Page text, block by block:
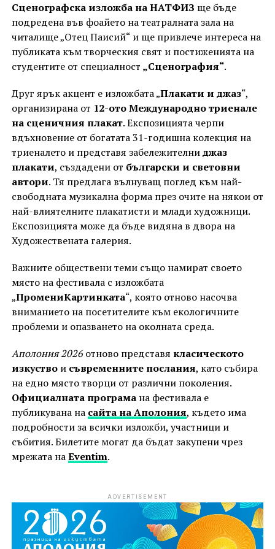
Сценографска изложба на НАТФИЗ ще бъде
подредена във фоайето на театралната зала на
читалище „Отец Паисий“ и ще привлече интереса на
публиката към творческия свят и постиженията на
студентите от специалност „Сценография“.
Друг ярък акцент е изложбата „Плакати и джаз“,
организирана от 12-ото Международно триенале
на сценичния плакат. Експозицията черпи
вдъхновение от богатата 31-годишна колекция на
триеналето и представя забележителниджаз
плакати, създадени от български и световни
автори. Тя предлага вълнуващ поглед към най-
свободната музикална форма през очите на някои от
най-влиятелните плакатисти и млади художници.
Експозицията може да бъде видяна в двора на
Художествената галерия.
Важните обществени теми също намират своето
място на фестивала с изложбата
„ПромениКартинката“, която отново насочва
вниманието на посетителите към екологичните
проблеми и опазването на околната среда.
Аполония 2026отново представя класическото
изкуствои съвременните послания, като събира
на едно място творци от различни поколения.
Официалната програмана фестивала е
публикувана на сайта на Аполония, където има
подробности за всички изложби, участници и
събития. Билетите могат да бъдат закупени чрез
мрежата наEventim.
ADVERTISEMENT